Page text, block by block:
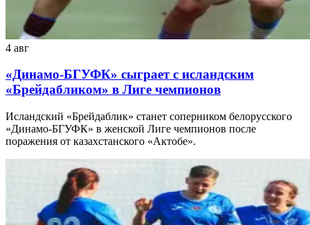
4 авг
«Динамо-БГУФК» сыграет с исландским
«Брейдабликом» в Лиге чемпионов
Исландский «Брейдаблик» станет соперником белорусского
«Динамо-БГУФК» в женской Лиге чемпионов после
поражения от казахстанского «Актобе».